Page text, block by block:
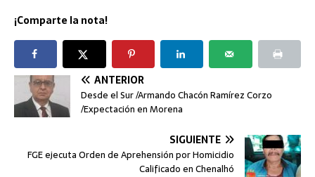
¡Comparte la nota!
ANTERIOR
Desde el Sur /Armando Chacón Ramírez Corzo
/Expectación en Morena
SIGUIENTE
FGE ejecuta Orden de Aprehensión por Homicidio
Calificado en Chenalhó